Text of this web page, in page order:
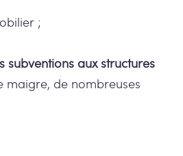
;
subventions aux structures
maigre, de nombreuses